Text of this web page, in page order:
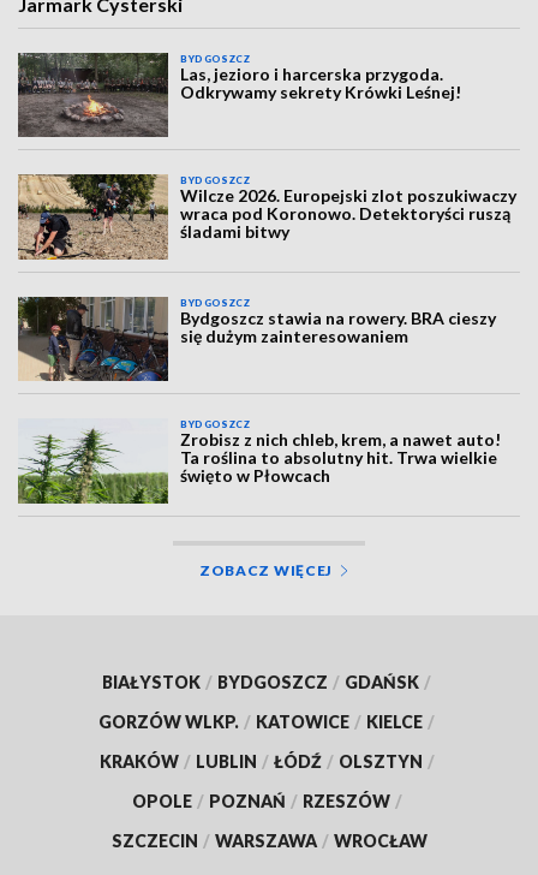
BYDGOSZCZ
Las, jezioro i harcerska przygoda.
Odkrywamy sekrety Krówki Leśnej!
BYDGOSZCZ
Wilcze 2026. Europejski zlot poszukiwaczy
wraca pod Koronowo. Detektoryści ruszą
śladami bitwy
BYDGOSZCZ
Bydgoszcz stawia na rowery. BRA cieszy
się dużym zainteresowaniem
BYDGOSZCZ
Zrobisz z nich chleb, krem, a nawet auto!
Ta roślina to absolutny hit. Trwa wielkie
święto w Płowcach
ZOBACZ WIĘCEJ
BIAŁYSTOK / BYDGOSZCZ / GDAŃSK /
GORZÓW WLKP. / KATOWICE / KIELCE /
KRAKÓW / LUBLIN / ŁÓDŹ / OLSZTYN /
OPOLE / POZNAŃ / RZESZÓW /
SZCZECIN / WARSZAWA / WROCŁAW